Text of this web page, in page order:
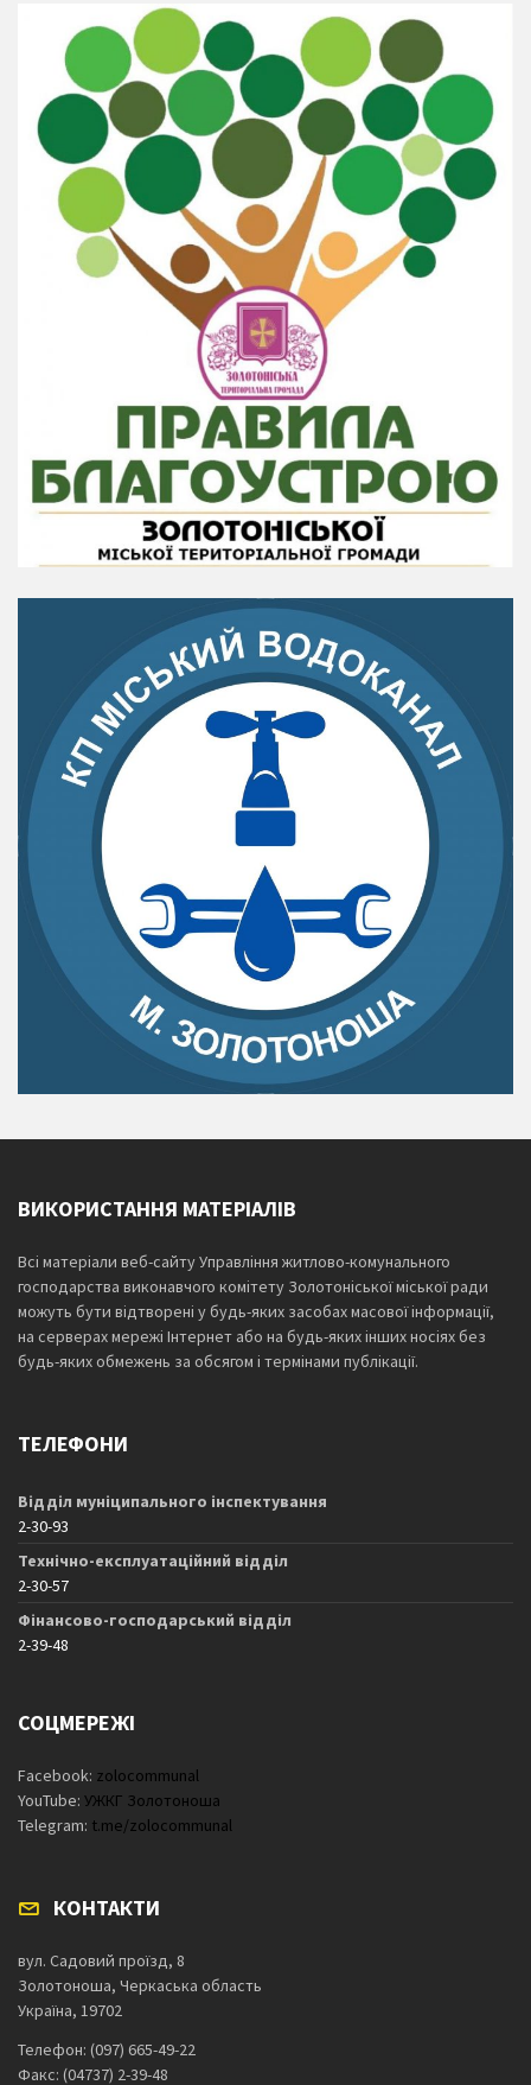
ВИКОРИСТАННЯ МАТЕРІАЛІВ
Всі матеріали веб-сайту Управління житлово-комунального
господарства виконавчого комітету Золотоніської міської ради
можуть бути відтворені у будь-яких засобах масової інформації,
на серверах мережі Інтернет або на будь-яких інших носіях без
будь-яких обмежень за обсягом і термінами публікації.
ТЕЛЕФОНИ
Відділ муніципального інспектування
2-30-93
Технічно-експлуатаційний відділ
2-30-57
Фінансово-господарський відділ
2-39-48
СОЦМЕРЕЖІ
Facebook: zolocommunal
YouTube: УЖКГ Золотоноша
Telegram: t.me/zolocommunal
КОНТАКТИ
вул. Садовий проїзд, 8
Золотоноша, Черкаська область
Україна, 19702
Телефон: (097) 665-49-22
Факс: (04737) 2-39-48